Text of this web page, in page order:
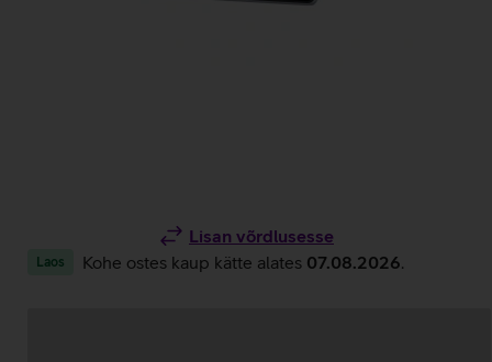
Lisan võrdlusesse
Laos Kohe ostes kaup kätte alates 07.08.2026